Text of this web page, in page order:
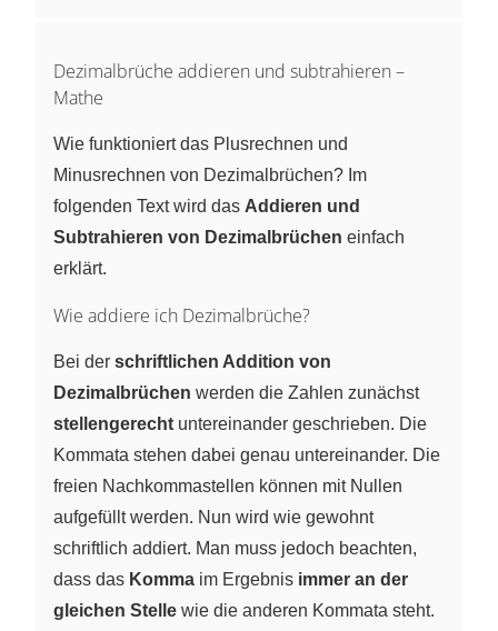
Dezimalbrüche addieren und subtrahieren –
Mathe
Wie funktioniert das Plusrechnen und
Minusrechnen von Dezimalbrüchen? Im
folgenden Text wird das Addieren und
Subtrahieren von Dezimalbrüchen einfach
erklärt.
Wie addiere ich Dezimalbrüche?
Bei der schriftlichen Addition von
Dezimalbrüchen werden die Zahlen zunächst
stellengerecht untereinander geschrieben. Die
Kommata stehen dabei genau untereinander. Die
freien Nachkommastellen können mit Nullen
aufgefüllt werden. Nun wird wie gewohnt
schriftlich addiert. Man muss jedoch beachten,
dass das Komma im Ergebnis immer an der
gleichen Stelle wie die anderen Kommata steht.